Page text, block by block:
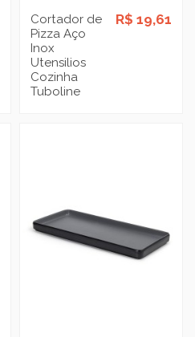
Cortador de
Pizza Aço
Inox
Utensilios
Cozinha
Tuboline
R$ 19,61